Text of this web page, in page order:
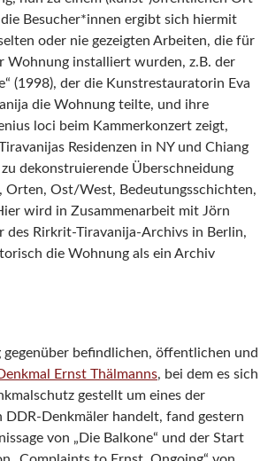
Besucher*innen ergibt sich hiermit
oder nie gezeigten Arbeiten, die für
Wohnung installiert wurden, z.B. der
(1998), der die Kunstrestauratorin Eva
die Wohnung teilte, und ihre
loci beim Kammerkonzert zeigt,
Residenzen in NY und Chiang
dekonstruierende Überschneidung
Orten, Ost/West, Bedeutungsschichten,
wird in Zusammenarbeit mit Jörn
des Rirkrit-Tiravanija-Archivs in Berlin,
die Wohnung als ein Archiv
gegenüber befindlichen, öffentlichen und
Ernst Thälmanns, bei dem es sich
gestellt um eines der
DDR-Denkmäler handelt, fand gestern
von „Die Balkone“ und der Start